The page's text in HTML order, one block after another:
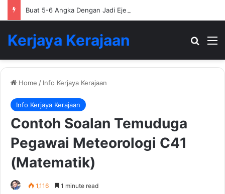
Buat 5-6 Angka Dengan Jadi Ejen Hartanah
Kerjaya Kerajaan
Home / Info Kerjaya Kerajaan
Info Kerjaya Kerajaan
Contoh Soalan Temuduga
Pegawai Meteorologi C41
(Matematik)
1,116 1 minute read